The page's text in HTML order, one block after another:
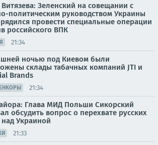
Зеленский на совещании с
политическим руководством Украины
провести специальные операции
российского ВПК
21:34
ночью под Киевом были
склады табачных компаний JTI и
Brands
21:34
Глава МИД Польши Сикорский
обсудить вопрос о перехвате русских
над Украиной
21:33